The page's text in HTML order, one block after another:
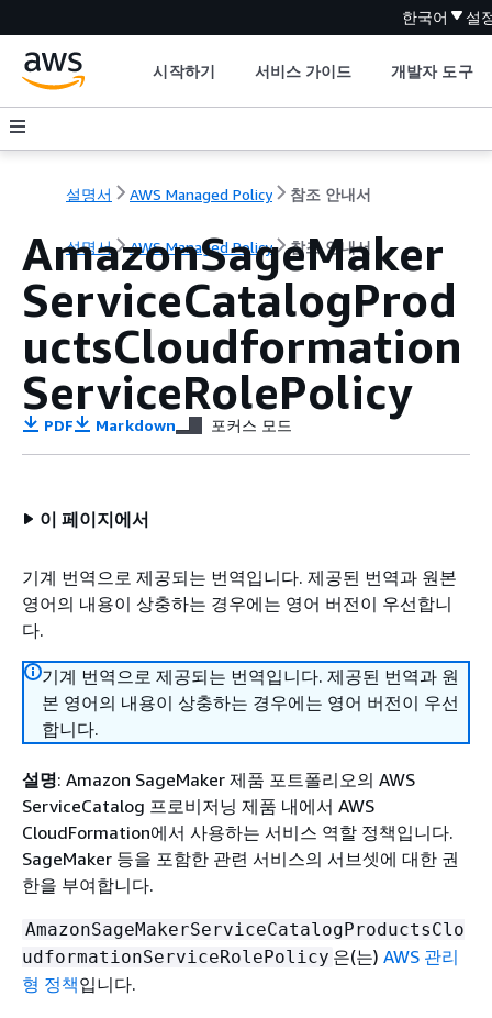
한국어 설
시작하기 서비스 가이드 개발자 도구
설명서 AWS Managed Policy 참조 안내서
설명서 AWS Managed Policy 참조 안내서
AmazonSageMaker
ServiceCatalogProd
uctsCloudformation
ServiceRolePolicy
PDF Markdown 포커스 모드
이 페이지에서
기계 번역으로 제공되는 번역입니다. 제공된 번역과 원본
영어의 내용이 상충하는 경우에는 영어 버전이 우선합니
다.
기계 번역으로 제공되는 번역입니다. 제공된 번역과 원
본 영어의 내용이 상충하는 경우에는 영어 버전이 우선
합니다.
설명: Amazon SageMaker 제품 포트폴리오의 AWS
ServiceCatalog 프로비저닝 제품 내에서 AWS
CloudFormation에서 사용하는 서비스 역할 정책입니다.
SageMaker 등을 포함한 관련 서비스의 서브셋에 대한 권
한을 부여합니다.
AmazonSageMakerServiceCatalogProductsClo
udformationServiceRolePolicy 은(는) AWS 관리
형 정책입니다.